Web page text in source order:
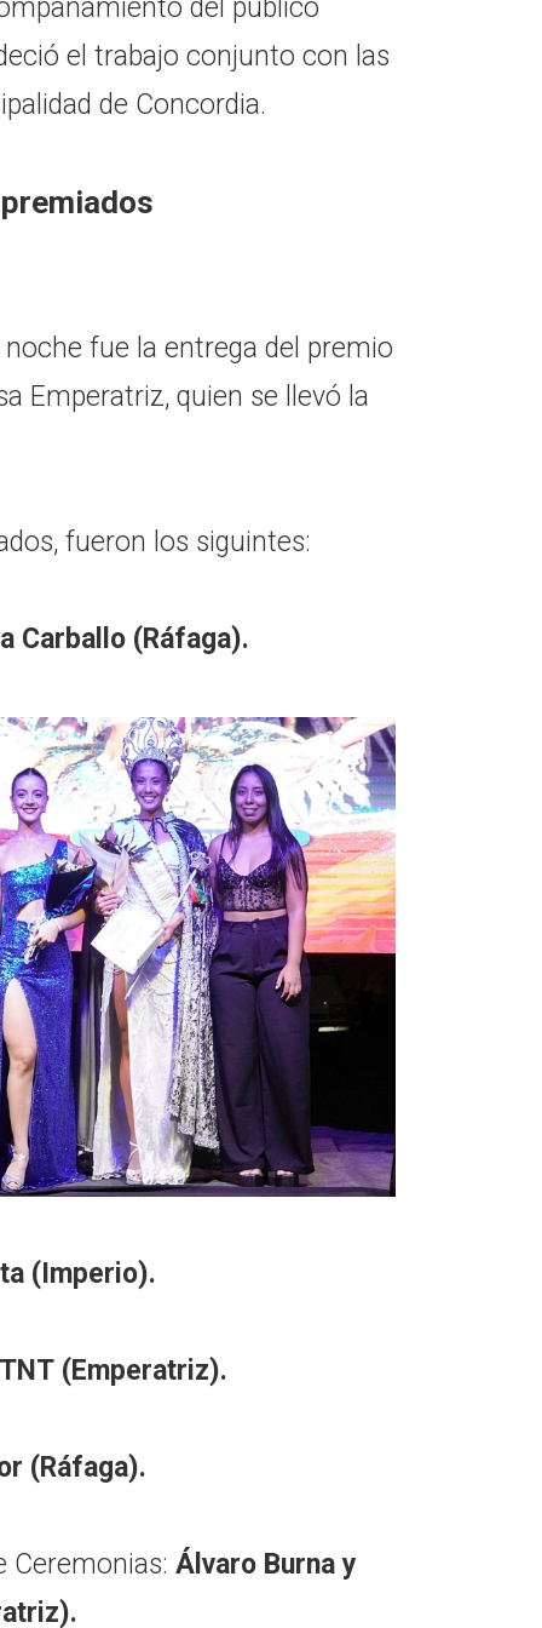
del público
el trabajo conjunto con las
de Concordia.
fue la entrega del premio
Emperatriz, quien se llevó la
fueron los siguintes:
Carballo (Ráfaga).
(Imperio).
(Emperatriz).
(Ráfaga).
Ceremonias: Álvaro Burna y